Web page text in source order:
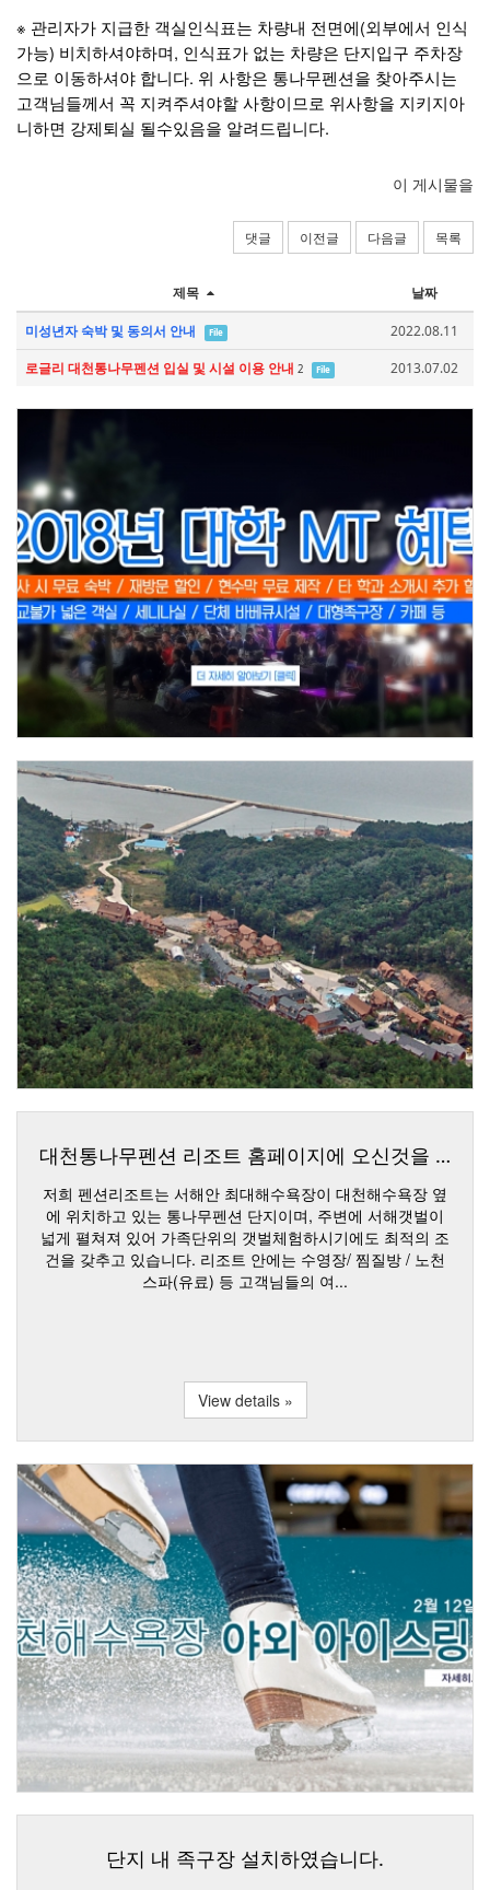
※ 관리자가 지급한 객실인식표는 차량내 전면에(외부에서 인식
가능) 비치하셔야하며, 인식표가 없는 차량은 단지입구 주차장
으로 이동하셔야 합니다. 위 사항은 통나무펜션을 찾아주시는
고객님들께서 꼭 지켜주셔야할 사항이므로 위사항을 지키지아
니하면 강제퇴실 될수있음을 알려드립니다.
이 게시물을
댓글 이전글 다음글 목록
제목 날짜
미성년자 숙박 및 동의서 안내 File
2022.08.11
로글리 대천통나무펜션 입실 및 시설 이용 안내 2 File 2013.07.02
대천통나무펜션 리조트 홈페이지에 오신것을 환영
저희 펜션리조트는 서해안 최대해수욕장이 대천해수욕장 옆
에 위치하고 있는 통나무펜션 단지이며, 주변에 서해갯벌이
넓게 펼쳐져 있어 가족단위의 갯벌체험하시기에도 최적의 조
건을 갖추고 있습니다. 리조트 안에는 수영장/ 찜질방 / 노천
스파(유료) 등 고객님들의 여...
View details »
단지 내 족구장 설치하였습니다.